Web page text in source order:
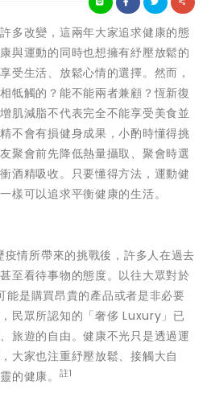
多改變，這兩年大家追求健康的態
與運動的同時也想擁有紓壓放鬆的
受生活、放鬆心情的選擇。然而，
牴觸的？能不能兩者兼顧？恆新復
肌減脂不代表完全不能享受美食並
不會有損健身成果，小酌時懂得挑
聚會前先降低熱量攝取、聚會時選
酒精吸收。只要懂得方法，運動健
樣可以追求平衡健康的生活。
情所帶來的挑戰後，許多人在過去
至看待事物的態度。以往大眾對於
能是購買昂貴的產品或者是非必要
民眾所認知的「奢侈 Luxury」已
旅遊的自由。健康不光只是透過運
大家也注重紓壓放鬆、接觸大自
的健康。
註1